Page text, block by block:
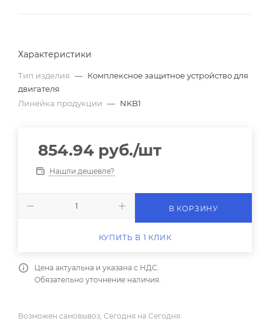
Характеристики
Тип изделия — Комплексное защитное устройство для
двигателя
Линейка продукции — NKB1
854.94 руб./шт
Нашли дешевле?
В КОРЗИНУ
КУПИТЬ В 1 КЛИК
Цена актуальна и указана с НДС.
Обязательно уточнение наличия.
Возможен самовывоз, Сегодня на Сегодня.